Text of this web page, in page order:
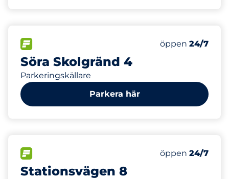
Söra Skolgränd 4
Parkeringskällare
Antal
Electric Car
Lördag
öppen 24/7
Parkera här
Stationsvägen 8
Lördag
öppen 24/7